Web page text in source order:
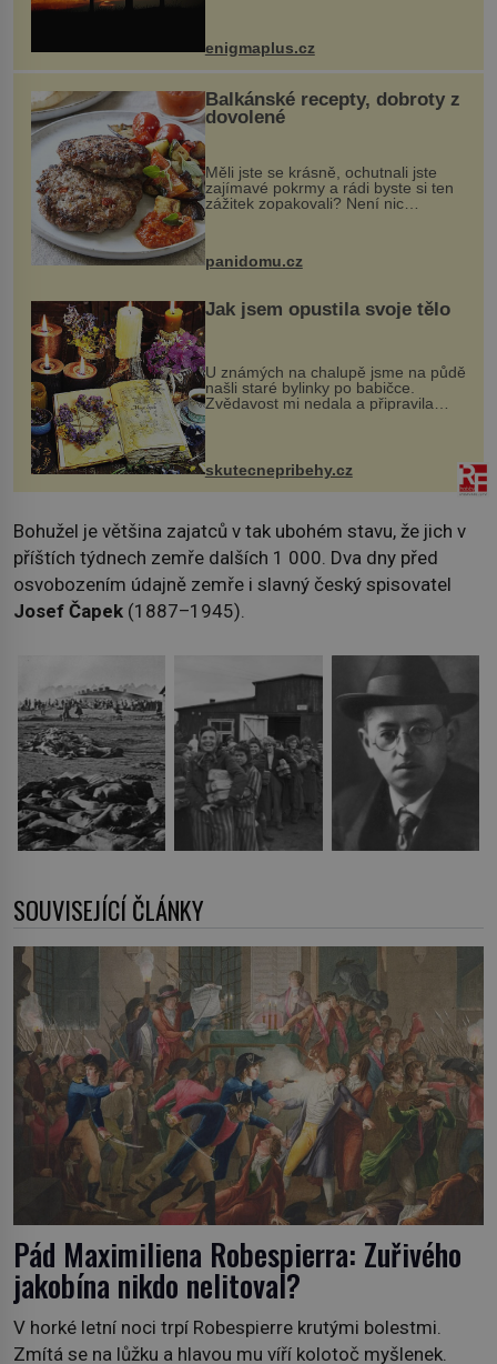
...
enigmaplus.cz
Balkánské recepty, dobroty z
dovolené
Měli jste se krásně, ochutnali jste
zajímavé pokrmy a rádi byste si ten
zážitek zopakovali? Není nic
snazšího. Pljeskavica (10 porcí)
Možná jste ji ochutnali na dovolené v
panidomu.cz
Jak jsem opustila svoje tělo
U známých na chalupě jsme na půdě
našli staré bylinky po babičce.
Zvědavost mi nedala a připravila
jsem si z nich lektvar… Zimní pobyt
na chalupě se pro mě vlastní vinou
změnil v děsivý zážitek, na kt...
skutecnepribehy.cz
Bohužel je většina zajatců v tak ubohém stavu, že jich v
příštích týdnech zemře dalších 1 000. Dva dny před
osvobozením údajně zemře i slavný český spisovatel
Josef Čapek (1887–1945).
SOUVISEJÍCÍ ČLÁNKY
Pád Maximiliena Robespierra: Zuřivého
jakobína nikdo nelitoval?
V horké letní noci trpí Robespierre krutými bolestmi.
Zmítá se na lůžku a hlavou mu víří kolotoč myšlenek.